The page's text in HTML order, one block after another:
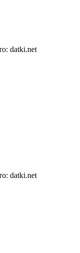
datki.net
datki.net